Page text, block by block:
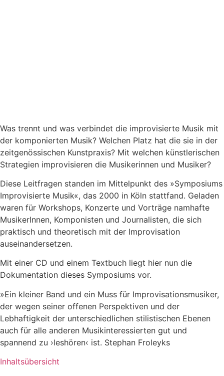
Was trennt und was verbindet die improvisierte Musik mit
der komponierten Musik? Welchen Platz hat die sie in der
zeitgenössischen Kunstpraxis? Mit welchen künstlerischen
Strategien improvisieren die Musikerinnen und Musiker?
Diese Leitfragen standen im Mittelpunkt des »Symposiums
Improvisierte Musik«, das 2000 in Köln stattfand. Geladen
waren für Workshops, Konzerte und Vorträge namhafte
MusikerInnen, Komponisten und Journalisten, die sich
praktisch und theoretisch mit der Improvisation
auseinandersetzen.
Mit einer CD und einem Textbuch liegt hier nun die
Dokumentation dieses Symposiums vor.
»Ein kleiner Band und ein Muss für Improvisationsmusiker,
der wegen seiner offenen Perspektiven und der
Lebhaftigkeit der unterschiedlichen stilistischen Ebenen
auch für alle anderen Musikinteressierten gut und
spannend zu ›leshören‹ ist. Stephan Froleyks
Inhaltsübersicht